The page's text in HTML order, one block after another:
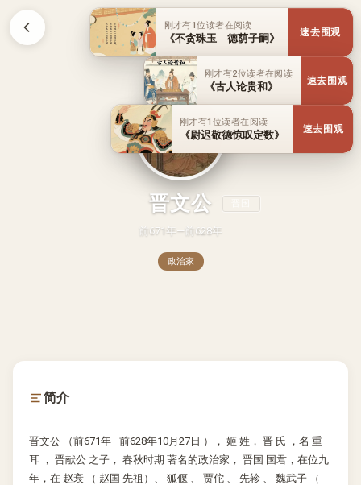
晋文公
前671年—前628年
政治家
简介
晋文公 （前671年—前628年10月27日 ）， 姬 姓， 晋 氏 ，名 重
耳 ， 晋献公 之子， 春秋时期 著名的政治家， 晋国 国君，在位九
年，在 赵衰 （ 赵国 先祖）、 狐偃 、 贾佗 、 先轸 、 魏武子 （
刚才有1位读者在阅读
《不贪珠玉 德荫子嗣》 速去围观
刚才有2位读者在阅读
《古人论贵和》 速去围观
刚才有1位读者在阅读
《尉迟敬德惊叹定数》 速去围观